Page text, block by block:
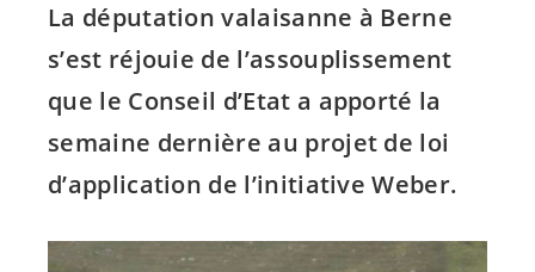
La députation valaisanne à Berne
s’est réjouie de l’assouplissement
que le Conseil d’Etat a apporté la
semaine dernière au projet de loi
d’application de l’initiative Weber.